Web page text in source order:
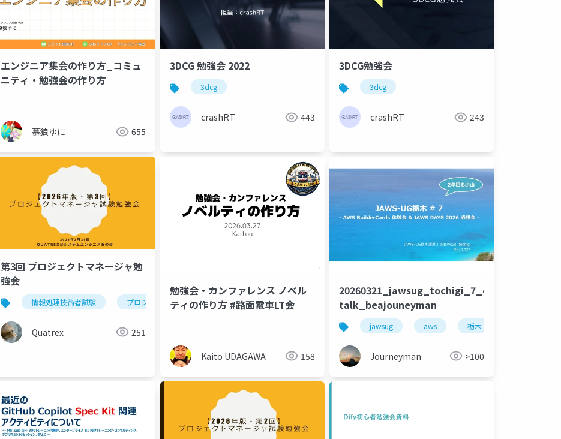
エンジニア集会の作り方_コミュ
ニティ・勉強会の作り方
慕狼ゆに 655
3DCG 勉強会 2022
3dcg
crashRT 443
3DCG勉強会
3dcg
crashRT 243
第3回 プロジェクトマネージャ勉
強会
情報処理技術者試験 プロジェクトマネージャ 論文 生成ai
Quatrex 251
勉強会・カンファレンス ノベル
ティの作り方 #路面電車LT会
Kaito UDAGAWA 158
20260321_jawsug_tochigi_7_openning-
talk_beajouneyman
jawsug aws 栃木
Journeyman >100